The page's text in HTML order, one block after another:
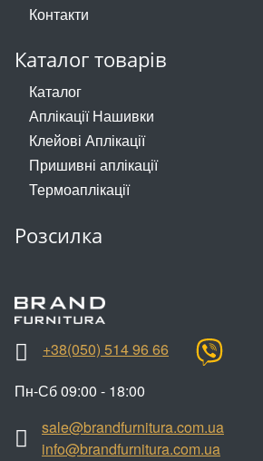
Контакти
Каталог товарів
Каталог
Аплікації Нашивки
Клейові Аплікації
Пришивні аплікації
Термоаплікації
Розсилка
+38(050) 514 96 66
Пн-Сб 09:00 - 18:00
sale@brandfurnitura.com.ua
info@brandfurnitura.com.ua